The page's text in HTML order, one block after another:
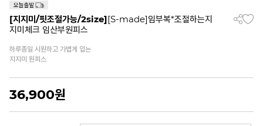
[지지미/핏조절가능/2size][S-made]임부복*조절하는지
지미체크 임산부원피스
하루종일 시원하고 가볍게 입는
지지미 원피스
36,900원